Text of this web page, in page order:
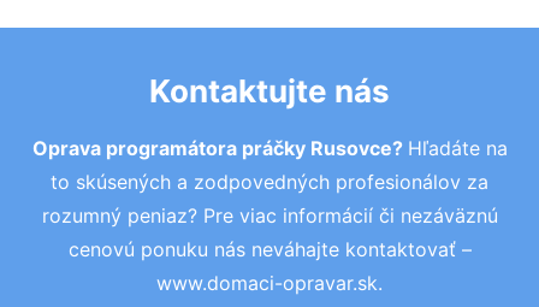
Kontaktujte nás
Oprava programátora práčky Rusovce? Hľadáte na
to skúsených a zodpovedných profesionálov za
rozumný peniaz? Pre viac informácií či nezáväznú
cenovú ponuku nás neváhajte kontaktovať –
www.domaci-opravar.sk.